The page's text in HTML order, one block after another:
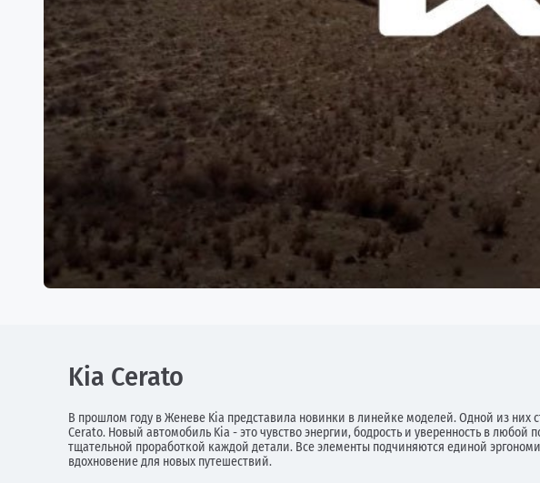
Kia Cerato
В прошлом году в Женеве Kia представила новинки в линейке моделей. Одной из них
Cerato. Новый автомобиль Kia - это чувство энергии, бодрость и уверенность в
тщательной проработкой каждой детали. Все элементы подчиняются единой
вдохновение для новых путешествий.